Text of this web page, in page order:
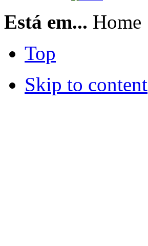
Está em... Home
Top
Skip to content